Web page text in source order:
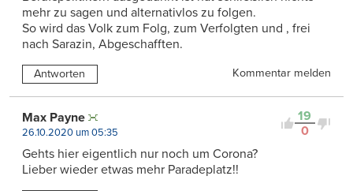
mehr zu sagen und alternativlos zu folgen.
So wird das Volk zum Folg, zum Verfolgten und , frei
nach Sarazin, Abgeschafften.
Antworten Kommentar melden
19
0
Max Payne
26.10.2020 um 05:35
Gehts hier eigentlich nur noch um Corona?
Lieber wieder etwas mehr Paradeplatz!!